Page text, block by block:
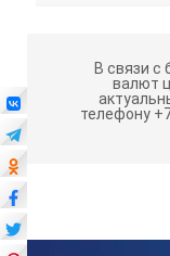
В связи с
валют
телефону